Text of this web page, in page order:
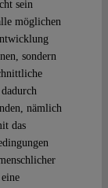
sein
möglichen
sondern
nämlich
das